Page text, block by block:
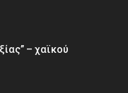
– χαϊκού